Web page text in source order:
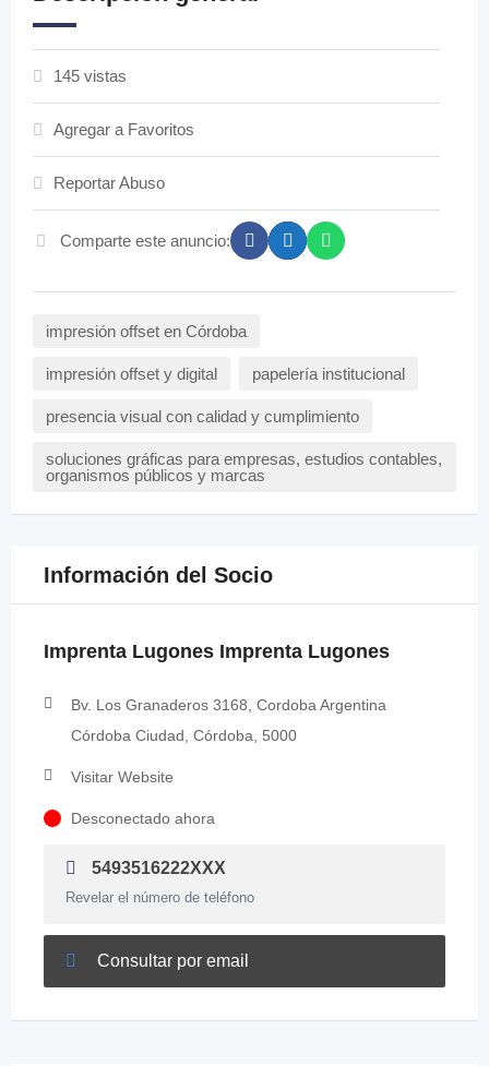
145 vistas
Agregar a Favoritos
Reportar Abuso
Comparte este anuncio:
impresión offset en Córdoba
impresión offset y digital papelería institucional
presencia visual con calidad y cumplimiento
soluciones gráficas para empresas, estudios contables,
organismos públicos y marcas
Información del Socio
Imprenta Lugones Imprenta Lugones
Bv. Los Granaderos 3168, Cordoba Argentina
Córdoba Ciudad, Córdoba, 5000
Visitar Website
Desconectado ahora
5493516222XXX
Revelar el número de teléfono
Consultar por email